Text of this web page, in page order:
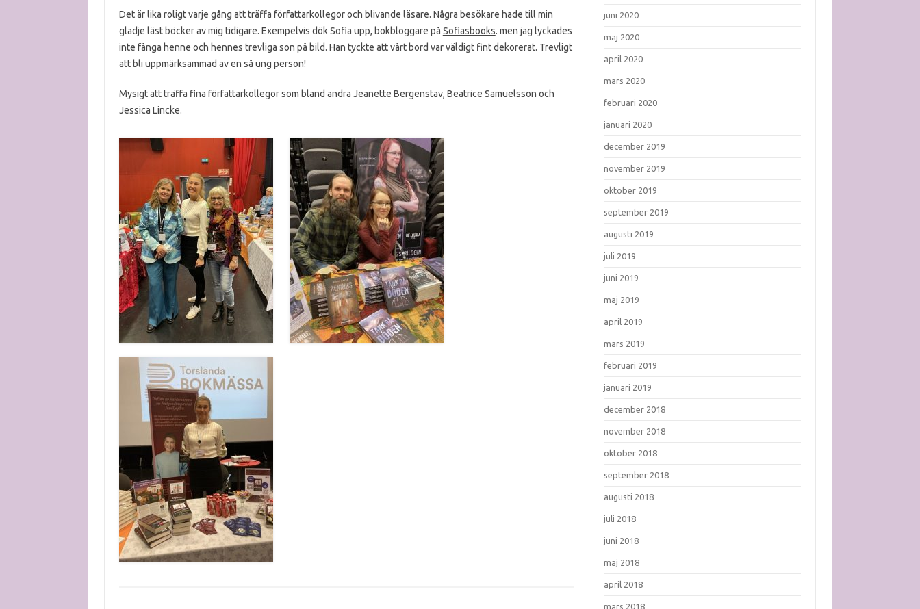
Det är lika roligt varje gång att träffa författarkollegor och blivande läsare. Några besökare hade till min
glädje läst böcker av mig tidigare. Exempelvis dök Sofia upp, bokbloggare på Sofiasbooks. men jag lyckades
inte fånga henne och hennes trevliga son på bild. Han tyckte att vårt bord var väldigt fint dekorerat. Trevligt
att bli uppmärksammad av en så ung person!
Mysigt att träffa fina författarkollegor som bland andra Jeanette Bergenstav, Beatrice Samuelsson och
Jessica Lincke.
juni 2020
maj 2020
april 2020
mars 2020
februari 2020
januari 2020
december 2019
november 2019
oktober 2019
september 2019
augusti 2019
juli 2019
juni 2019
maj 2019
april 2019
mars 2019
februari 2019
januari 2019
december 2018
november 2018
oktober 2018
september 2018
augusti 2018
juli 2018
juni 2018
maj 2018
april 2018
mars 2018